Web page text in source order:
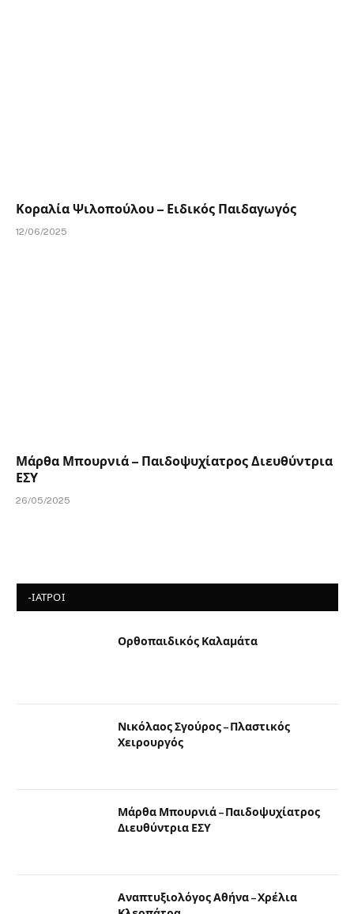
Κοραλία Ψιλοπούλου – Ειδικός Παιδαγωγός
12/06/2025
Μάρθα Μπουρνιά – Παιδοψυχίατρος Διευθύντρια
ΕΣΥ
26/05/2025
-ΙΑΤΡΟΙ
Ορθοπαιδικός Καλαμάτα
Νικόλαος Σγούρος – Πλαστικός
Χειρουργός
Μάρθα Μπουρνιά – Παιδοψυχίατρος
Διευθύντρια ΕΣΥ
Αναπτυξιολόγος Αθήνα – Χρέλια